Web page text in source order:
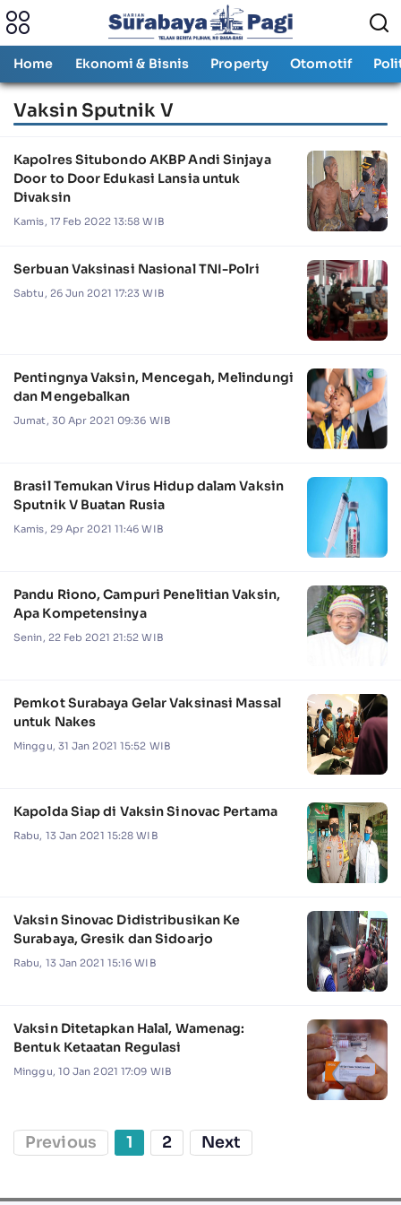
Home Ekonomi & Bisnis Property Otomotif
Vaksin Sputnik V
Kapolres Situbondo AKBP Andi Sinjaya
Door to Door Edukasi Lansia untuk
Divaksin
Kamis, 17 Feb 2022 13:58 WIB
Serbuan Vaksinasi Nasional TNI-Polri
Sabtu, 26 Jun 2021 17:23 WIB
Pentingnya Vaksin, Mencegah, Melindungi
dan Mengebalkan
Jumat, 30 Apr 2021 09:36 WIB
Brasil Temukan Virus Hidup dalam Vaksin
Sputnik V Buatan Rusia
Kamis, 29 Apr 2021 11:46 WIB
Pandu Riono, Campuri Penelitian Vaksin,
Apa Kompetensinya
Senin, 22 Feb 2021 21:52 WIB
Pemkot Surabaya Gelar Vaksinasi Massal
untuk Nakes
Minggu, 31 Jan 2021 15:52 WIB
Kapolda Siap di Vaksin Sinovac Pertama
Rabu, 13 Jan 2021 15:28 WIB
Vaksin Sinovac Didistribusikan Ke
Surabaya, Gresik dan Sidoarjo
Rabu, 13 Jan 2021 15:16 WIB
Vaksin Ditetapkan Halal, Wamenag:
Bentuk Ketaatan Regulasi
Minggu, 10 Jan 2021 17:09 WIB
Previous 1 2 Next